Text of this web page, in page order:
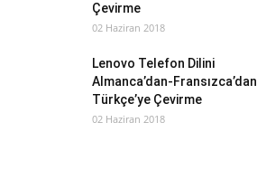
Çevirme
02 Haziran 2018
Lenovo Telefon Dilini
Almanca’dan-Fransızca’dan
Türkçe’ye Çevirme
02 Haziran 2018